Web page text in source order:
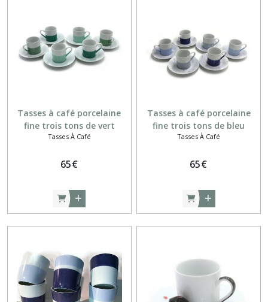
Tasses à café porcelaine
fine trois tons de vert
Tasses À Café
65€
Tasses à café porcelaine
fine trois tons de bleu
Tasses À Café
65€
Déjeuners
(14)
(43)
ronds
Saladiers
(6)